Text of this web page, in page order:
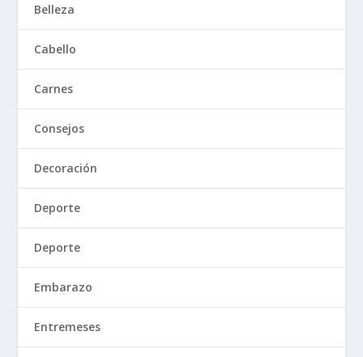
Belleza
Cabello
Carnes
Consejos
Decoración
Deporte
Deporte
Embarazo
Entremeses